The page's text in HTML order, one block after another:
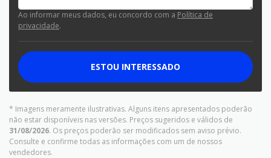
Ao informar meus dados, eu concordo com a Política de
privacidade.
ESTOU INTERESSADO
* Imagens meramente ilustrativas. Alguns itens apresentados poderão
não estar disponíveis nas versões. Preços sugeridos e válidos de
31/08/2026. Os preços poderão ser modificados sem aviso prévio.
Consulte e confirme todas as informações com um de nossos
vendedores.